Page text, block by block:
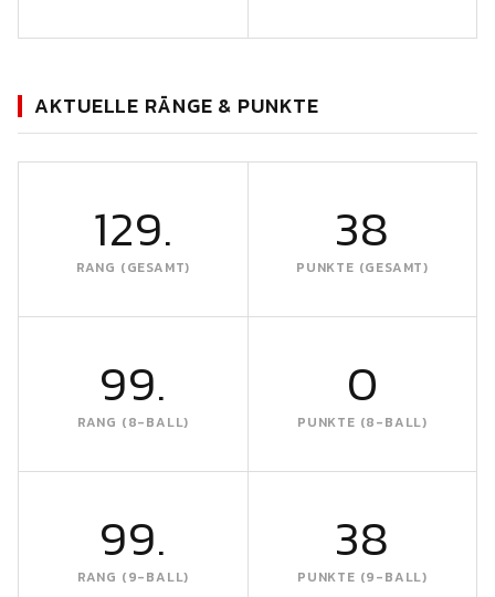
AKTUELLE RÄNGE & PUNKTE
129.
RANG (GESAMT)
38
PUNKTE (GESAMT)
99.
RANG (8-BALL)
0
PUNKTE (8-BALL)
99.
RANG (9-BALL)
38
PUNKTE (9-BALL)